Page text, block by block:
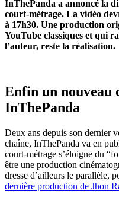
InThePanda a annoncé la
court-métrage. La vidéo
à 17h30. Une production
YouTube classiques et qui
l’auteur, reste la réalisation.
Enfin un nouveau
InThePanda
Deux ans depuis son dernier
chaîne, InThePanda va en
court-métrage s’éloigne du
être une production
dresse d’ailleurs le parallèle,
dernière production de Jhon